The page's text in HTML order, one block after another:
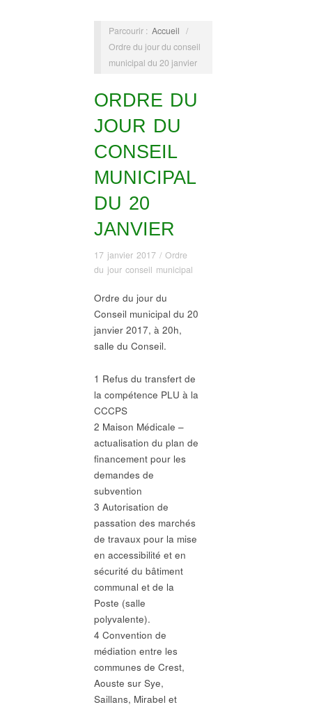
Parcourir : Accueil /
Ordre du jour du conseil
municipal du 20 janvier
ORDRE DU
JOUR DU
CONSEIL
MUNICIPAL
DU 20
JANVIER
17 janvier 2017/ Ordre
du jour conseil municipal
Ordre du jour du
Conseil municipal du 20
janvier 2017, à 20h,
salle du Conseil.
1 Refus du transfert de
la compétence PLU à la
CCCPS
2 Maison Médicale –
actualisation du plan de
financement pour les
demandes de
subvention
3 Autorisation de
passation des marchés
de travaux pour la mise
en accessibilité et en
sécurité du bâtiment
communal et de la
Poste (salle
polyvalente).
4 Convention de
médiation entre les
communes de Crest,
Aouste sur Sye,
Saillans, Mirabel et